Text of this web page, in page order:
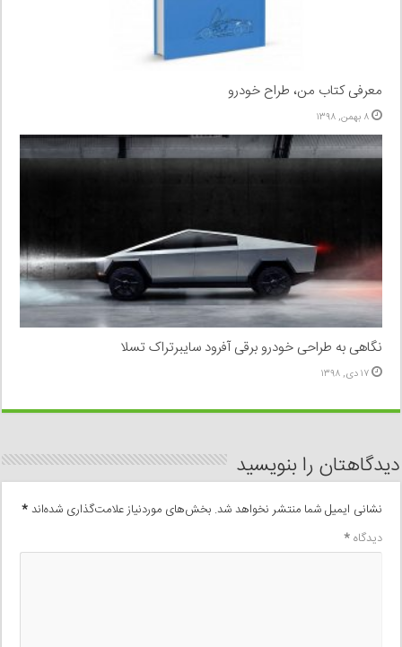
معرفی کتاب من، طراح خودرو
۸ بهمن, ۱۳۹۸
نگاهی به طراحی خودرو برقی آفرود سایبرتراک تسلا
۱۷ دی, ۱۳۹۸
دیدگاهتان را بنویسید
نشانی ایمیل شما منتشر نخواهد شد. بخش‌های موردنیاز علامت‌گذاری شده‌اند*
دیدگاه*